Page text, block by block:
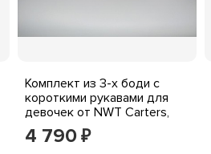
Комплект из 3-х боди с
короткими рукавами для
девочек от NWT Carters,
Размер 0-3 мес., 0007
4 790 ₽